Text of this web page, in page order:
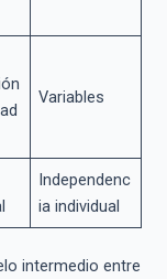
Variables
Independenc
ia individual
intermedio entre